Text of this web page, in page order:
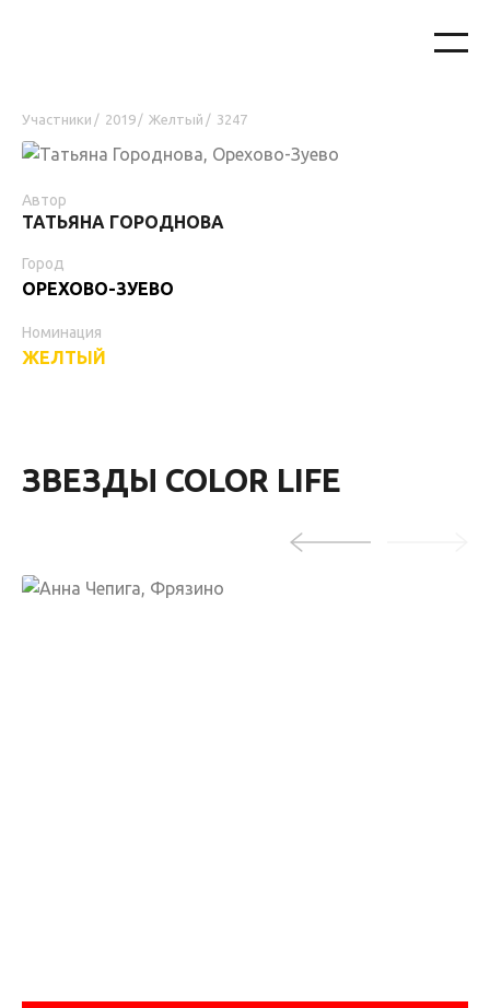
Участники / 2019 / Желтый / 3247
Автор
ТАТЬЯНА ГОРОДНОВА
Город
ОРЕХОВО-ЗУЕВО
Номинация
ЖЕЛТЫЙ
ЗВЕЗДЫ COLOR LIFE